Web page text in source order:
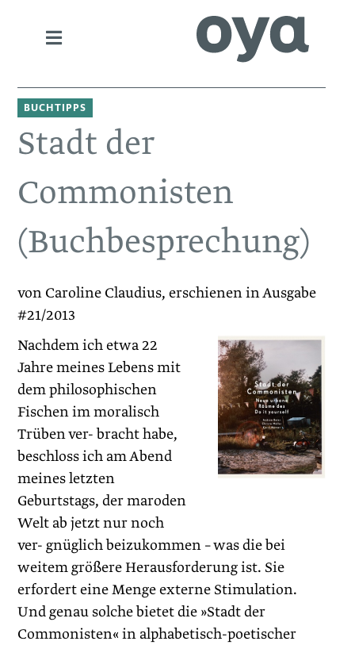
BUCHTIPPS
Stadt der
Commonisten
(Buchbesprechung)
von Caroline Claudius, erschienen in Ausgabe
#21/2013
Nachdem ich etwa 22
Jahre meines Lebens mit
dem philosophischen
Fischen im moralisch
Trüben ver- bracht habe,
beschloss ich am Abend
meines letzten
Geburtstags, der maroden
Welt ab jetzt nur noch
ver- gnüglich beizukommen – was die bei
weitem größere Herausforderung ist. Sie
erfordert eine Menge externe Stimulation.
Und genau solche bietet die »Stadt der
Commonisten« in alphabetisch-poetischer